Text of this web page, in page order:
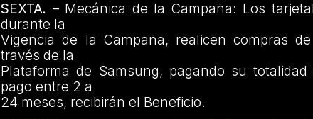
SEXTA. – Mecánica de la Campaña: Los
durante la
Vigencia de la Campaña, realicen compras
través de la
Plataforma de Samsung, pagando su
pago entre 2 a
24 meses, recibirán el Beneficio.